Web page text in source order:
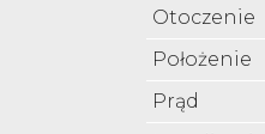
Otoczenie
Położenie
Prąd